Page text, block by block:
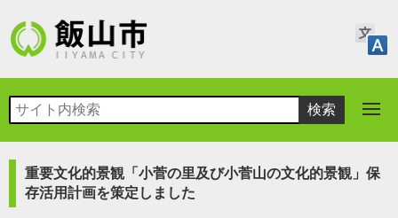
重要文化的景観「小菅の里及び小菅山の文化的景観」保
存活用計画を策定しました